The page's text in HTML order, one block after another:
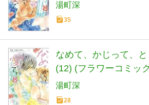
湯町深
35
なめて、かじって、
(12) (フラワーコミッ
湯町深
28